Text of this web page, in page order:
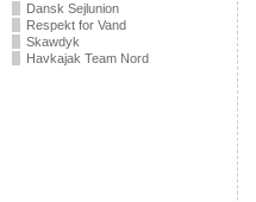
Dansk Sejlunion
Respekt for Vand
Skawdyk
Havkajak Team Nord